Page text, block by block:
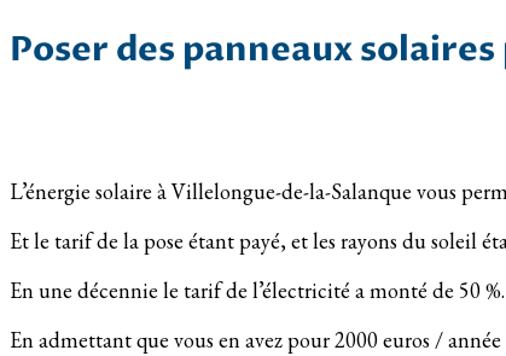
Poser des panneaux
L’énergie solaire à Villelongue-de-la-Salanque vous
Et le tarif de la pose étant payé, et les rayons du soleil
En une décennie le tarif de l’électricité a monté de 50 %.
En admettant que vous en avez pour 2000 euros /